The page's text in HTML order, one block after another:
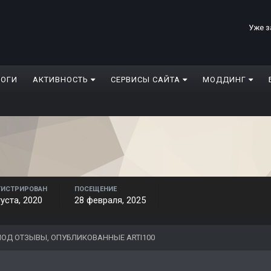
Уже
АКТИВНОСТЬ СЕРВИСЫ САЙТА МОДДИНГ
2020
ПОСЕЩЕНИЕ
28 февраля, 2025
ОТЗЫВЫ, ОПУБЛИКОВАННЫЕ ARTI100